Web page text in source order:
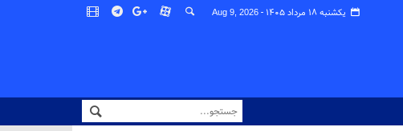
یکشنبه ۱۸ مرداد ۱۴۰۵ - Aug 9, 2026